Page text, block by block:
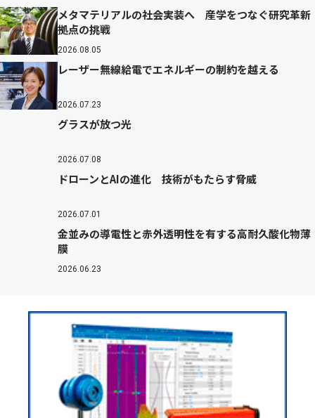
メタマテリアルの社会実装へ 産学をつなぐ研究革新
拠点の挑戦
2026.08.05
レーザー無線給電でエネルギーの制約を越える
2026.07.23
グラスが放つ光
2026.07.08
ドローンとAIの進化 技術がもたらす脅威
2026.07.01
金並みの導電性と赤外透明性を有する高耐久酸化物薄
膜
2026.06.23